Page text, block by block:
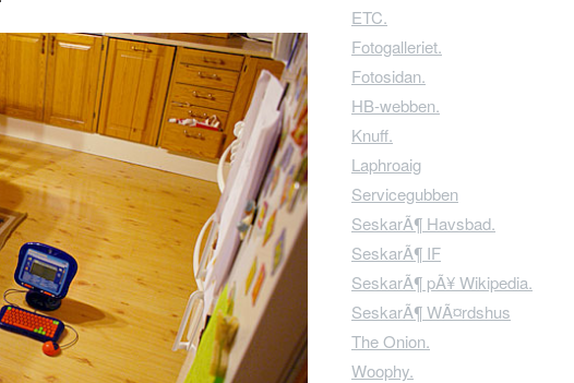
ETC.
Fotogalleriet.
Fotosidan.
HB-webben.
Knuff.
Laphroaig
Servicegubben
SeskarÃ¶ Havsbad.
SeskarÃ¶ IF
SeskarÃ¶ pÃ¥ Wikipedia.
SeskarÃ¶ WÃ¤rdshus
The Onion.
Woophy.